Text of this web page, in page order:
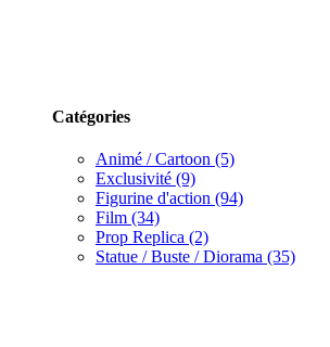
Catégories
Animé / Cartoon (5)
Exclusivité (9)
Figurine d'action (94)
Film (34)
Prop Replica (2)
Statue / Buste / Diorama (35)